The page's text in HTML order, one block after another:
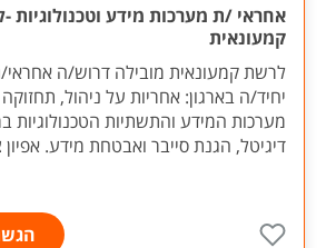
אחראי /ת מערכות מידע וטכנולוגיות
קמעונאית
לרשת קמעונאית מובילה דרוש/ה
יחיד/ה בארגון: אחריות על ניהול,
מערכות המידע והתשתיות הטכנולוגיות
דיגיטל, הגנת סייבר ואבטחת מידע. אפיון